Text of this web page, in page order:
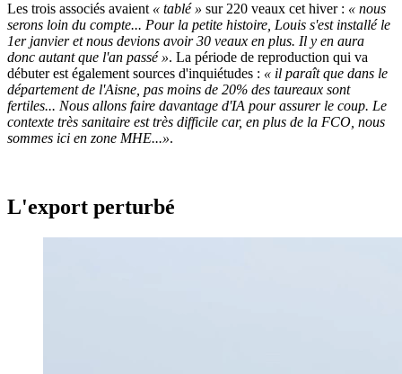
Les trois associés avaient « tablé » sur 220 veaux cet hiver : « nous
serons loin du compte... Pour la petite histoire, Louis s'est installé le
1er janvier et nous devions avoir 30 veaux en plus. Il y en aura
donc autant que l'an passé ». La période de reproduction qui va
débuter est également sources d'inquiétudes : « il paraît que dans le
département de l'Aisne, pas moins de 20% des taureaux sont
fertiles... Nous allons faire davantage d'IA pour assurer le coup. Le
contexte très sanitaire est très difficile car, en plus de la FCO, nous
sommes ici en zone MHE...».
L'export perturbé